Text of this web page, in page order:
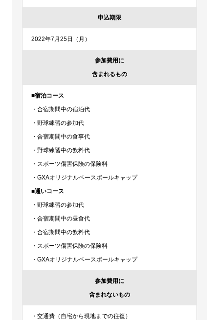
申込期限
2022年7月25日（月）
参加費用に
含まれるもの
■宿泊コース
・合宿期間中の宿泊代
・野球練習の参加代
・合宿期間中の食事代
・野球練習中の飲料代
・スポーツ傷害保険の保険料
・GXAオリジナルベースボールキャップ
■通いコース
・野球練習の参加代
・合宿期間中の昼食代
・合宿期間中の飲料代
・スポーツ傷害保険の保険料
・GXAオリジナルベースボールキャップ
参加費用に
含まれないもの
・交通費（自宅から現地までの往復）